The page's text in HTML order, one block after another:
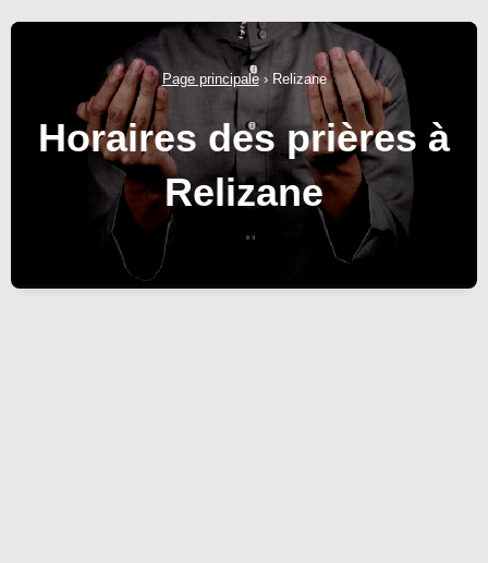
Page principale› Relizane
Horaires des prières à
Relizane